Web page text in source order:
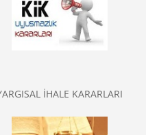
İHALE KARARLARI